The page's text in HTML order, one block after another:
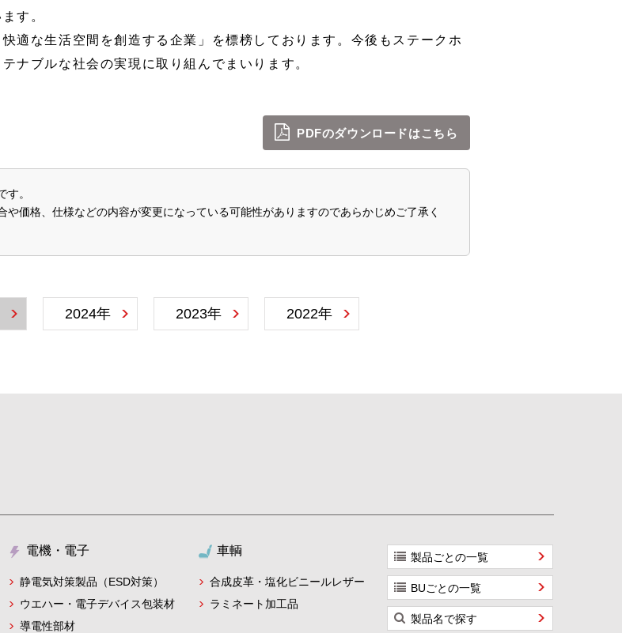
す。
適な生活空間を創造する企業」を標榜しております。今後もステークホ
ナブルな社会の実現に取り組んでまいります。
PDFのダウンロードはこちら
。
価格、仕様などの内容が変更になっている可能性がありますのであらかじめご了承く
2024年 2023年 2022年
電機・電子
静電気対策製品（ESD対策）
ウエハー・電子デバイス包装材
導電性部材
車輌
合成皮革・塩化ビニールレザー
ラミネート加工品
製品ごとの一覧
BUごとの一覧
製品名で探す